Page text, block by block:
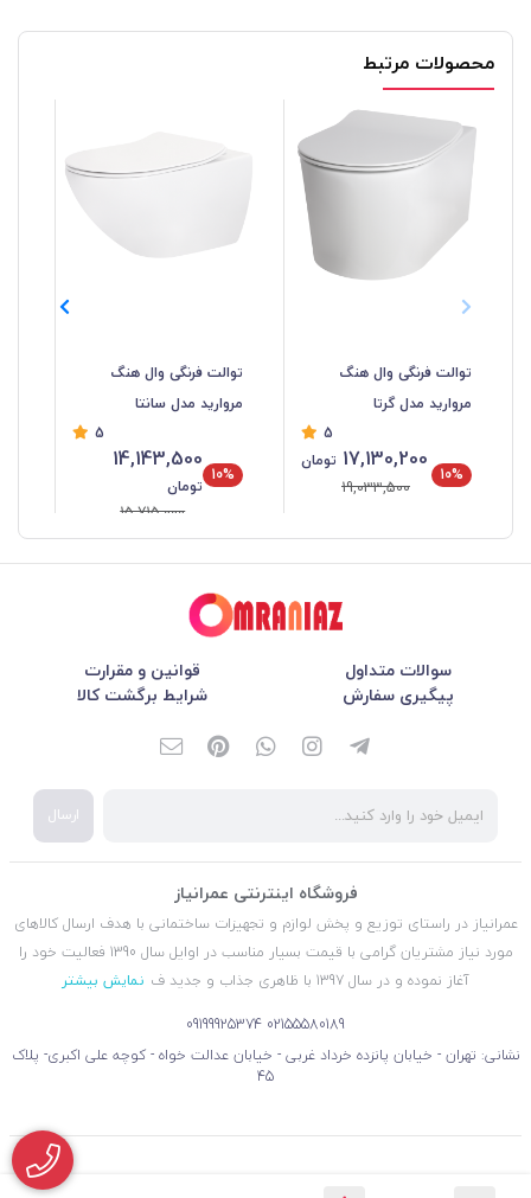
محصولات مرتبط
توالت فرنگی وال هنگ
مروارید مدل گرتا
5
10%
17,130,200 تومان
19,033,500
توالت فرنگی وال هنگ
مروارید مدل سانتا
5
10%
14,143,500
تومان
15,715,000
سوالات متداول
قوانین و مقرارت
پیگیری سفارش
شرایط برگشت کالا
ارسال
فروشگاه اینترنتی عمرانیاز
عمرانیاز در راستای توزیع و پخش لوازم و تجهیزات ساختمانی با هدف ارسال کالاهای
مورد نیاز مشتریان گرامی با قیمت بسیار مناسب در اوایل سال 1390 فعالیت خود را
آغاز نموده و در سال 1397 با ظاهری جذاب و جدید ف
نمایش بیشتر
02155580189
09199925374
نشانی: تهران - خیابان پانزده خرداد غربی - خیابان عدالت خواه - کوچه علی اکبری- پلاک
45